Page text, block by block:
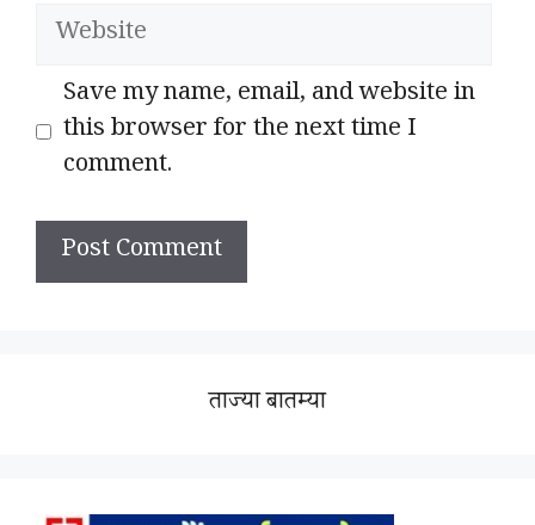
Website
Save my name, email, and website in
this browser for the next time I
comment.
ताज्या बातम्या